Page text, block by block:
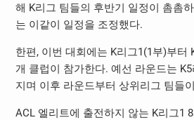
해 K리그 팀들의 후반기 일정이 촘촘
는 이같이 일정을 조정했다.
한편, 이번 대회에는 K리그1(1부)부터
개 클럽이 참가한다. 예선 라운드는
지며 이후 라운드부터 상위리그 팀들
ACL 엘리트에 출전하지 않는 K리그1